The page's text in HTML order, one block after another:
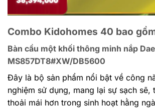
Combo Kidohomes 40 bao
Bàn cầu một khối thông minh nắp
MS857DT8#XW/DB5600
Đây là bộ sản phẩm nổi bật về công
nghiệm sử dụng, mang lại sự sạch sẽ,
thoải mái hơn trong sinh hoạt hằng